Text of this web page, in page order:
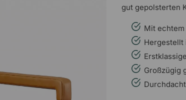
gut gepolsterten
Mit
Hergestellt
Großzügig